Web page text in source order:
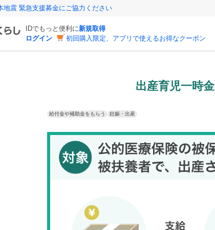
地震 緊急支援募金にご協力ください
IDでもっと便利に新規取得
ログイン
初回購入限定、アプリで使えるお得なクーポン
出産育児一時金
給付金や補助金をもらう 妊娠・出産